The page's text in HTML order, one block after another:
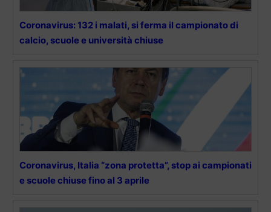
Coronavirus: 132 i malati, si ferma il campionato di
calcio, scuole e università chiuse
Coronavirus, Italia “zona protetta”, stop ai campionati
e scuole chiuse fino al 3 aprile